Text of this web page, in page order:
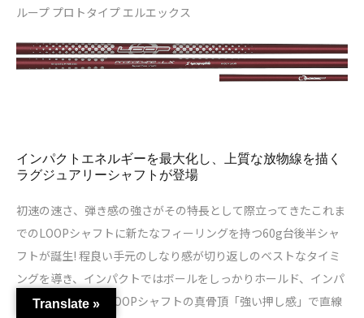
ループ プロトタイプ エルエックス
インパクトエネルギーを最大化し、上質な放物線を描く
ラグジュアリーシャフトが登場
初速の速さ、弾き感の強さがその特長として際立ってきたこれま
でのLOOPシャフトに新たなフィーリングを持つ60g台後半シャ
フトが誕生! 程良い手元のしなり感が切り返しのベストなタイミ
ングを導き、インパクトではボールをしっかりホールド、インパ
クト以降の動きはLOOPシャフトの真骨頂「強い押し感」で直線
Translate »